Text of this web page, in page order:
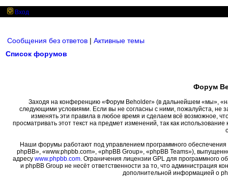
Вход
Сообщения без ответов | Активные темы
Список форумов
Форум
Заходя на конференцию «Форум Beholder» (в дальнейшем «мы»,
следующими условиями. Если вы не согласны с ними, пожалуйста, не
изменять эти правила в любое время и сделаем всё возможное,
просматривать этот текст на предмет изменений, так как
Наши форумы работают под управлением программного
phpBB», «www.phpbb.com», «phpBB Group», «phpBB Teams»),
адресу www.phpbb.com. Ограничения лицензии GPL для программного
и phpBB Group не несёт ответственности за то, что администрация
дополнительной информацией о